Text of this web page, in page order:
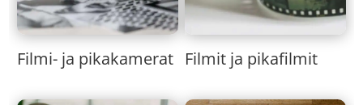
Filmi- ja pikakamerat Filmit ja pikafilmit